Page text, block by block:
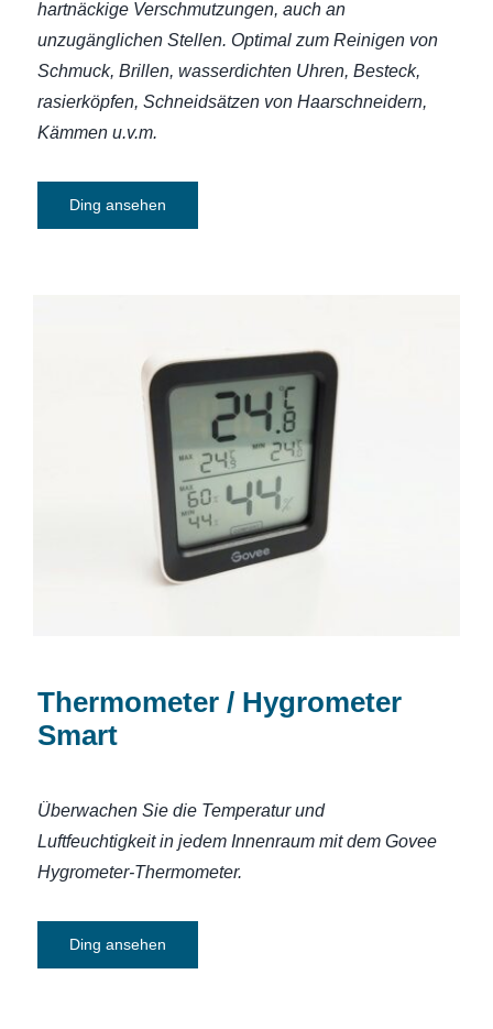
hartnäckige Verschmutzungen, auch an
unzugänglichen Stellen. Optimal zum Reinigen von
Schmuck, Brillen, wasserdichten Uhren, Besteck,
rasierköpfen, Schneidsätzen von Haarschneidern,
Kämmen u.v.m.
Ding ansehen
Thermometer / Hygrometer Smart
Thermometer / Hygrometer
Smart
Überwachen Sie die Temperatur und
Luftfeuchtigkeit in jedem Innenraum mit dem Govee
Hygrometer-Thermometer.
Ding ansehen